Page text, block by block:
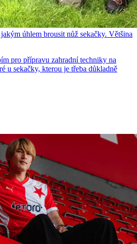
úhlem brousit nůž sekačky. Většina
pro přípravu zahradní techniky na
u sekačky, kterou je třeba důkladně